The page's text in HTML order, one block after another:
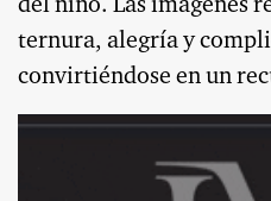
del niño. Las imágenes
ternura, alegría y
convirtiéndose en un